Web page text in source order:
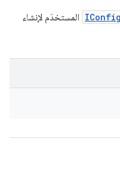
المستخدَم لإنشاء